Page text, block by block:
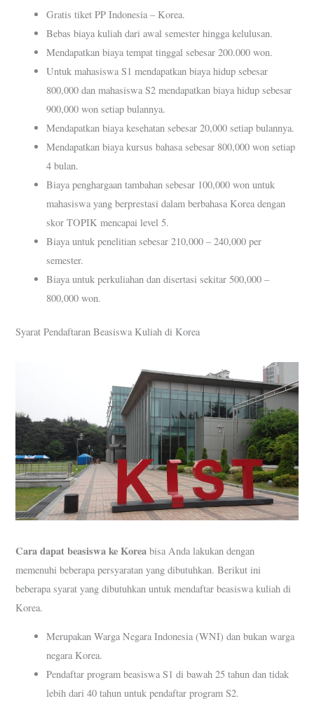
Gratis tiket PP Indonesia – Korea.
Bebas biaya kuliah dari awal semester hingga kelulusan.
Mendapatkan biaya tempat tinggal sebesar 200.000 won.
Untuk mahasiswa S1 mendapatkan biaya hidup sebesar
800,000 dan mahasiswa S2 mendapatkan biaya hidup sebesar
900,000 won setiap bulannya.
Mendapatkan biaya kesehatan sebesar 20,000 setiap bulannya.
Mendapatkan biaya kursus bahasa sebesar 800,000 won setiap
4 bulan.
Biaya penghargaan tambahan sebesar 100,000 won untuk
mahasiswa yang berprestasi dalam berbahasa Korea dengan
skor TOPIK mencapai level 5.
Biaya untuk penelitian sebesar 210,000 – 240,000 per
semester.
Biaya untuk perkuliahan dan disertasi sekitar 500,000 –
800,000 won.
Syarat Pendaftaran Beasiswa Kuliah di Korea
Cara dapat beasiswa ke Korea bisa Anda lakukan dengan
memenuhi beberapa persyaratan yang dibutuhkan. Berikut ini
beberapa syarat yang dibutuhkan untuk mendaftar beasiswa kuliah di
Korea.
Merupakan Warga Negara Indonesia (WNI) dan bukan warga
negara Korea.
Pendaftar program beasiswa S1 di bawah 25 tahun dan tidak
lebih dari 40 tahun untuk pendaftar program S2.